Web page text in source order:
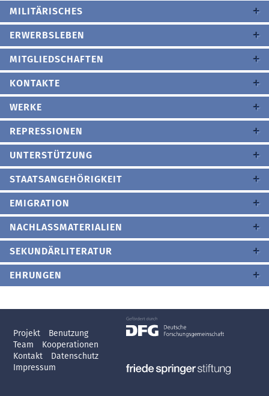
MILITÄRISCHES
ERWERBSLEBEN
MITGLIEDSCHAFTEN
KONTAKTE
WERKE
REPRESSIONEN
UNTERSTÜTZUNG
STAATSANGEHÖRIGKEIT
EMIGRATION
NACHLASSMATERIALIEN
SEKUNDÄRLITERATUR
EHRUNGEN
Projekt
Benutzung
Team
Kooperationen
Kontakt
Datenschutz
Impressum